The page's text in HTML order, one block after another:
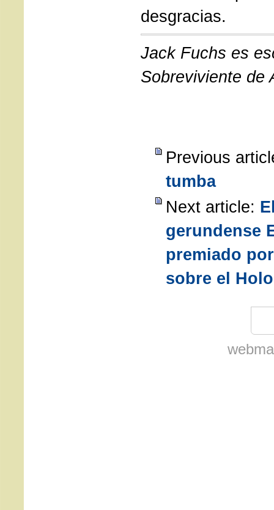
desgracias.
Jack Fuchs es
Sobreviviente de
Previous
tumba
Next article:
gerundense
premiado
sobre el